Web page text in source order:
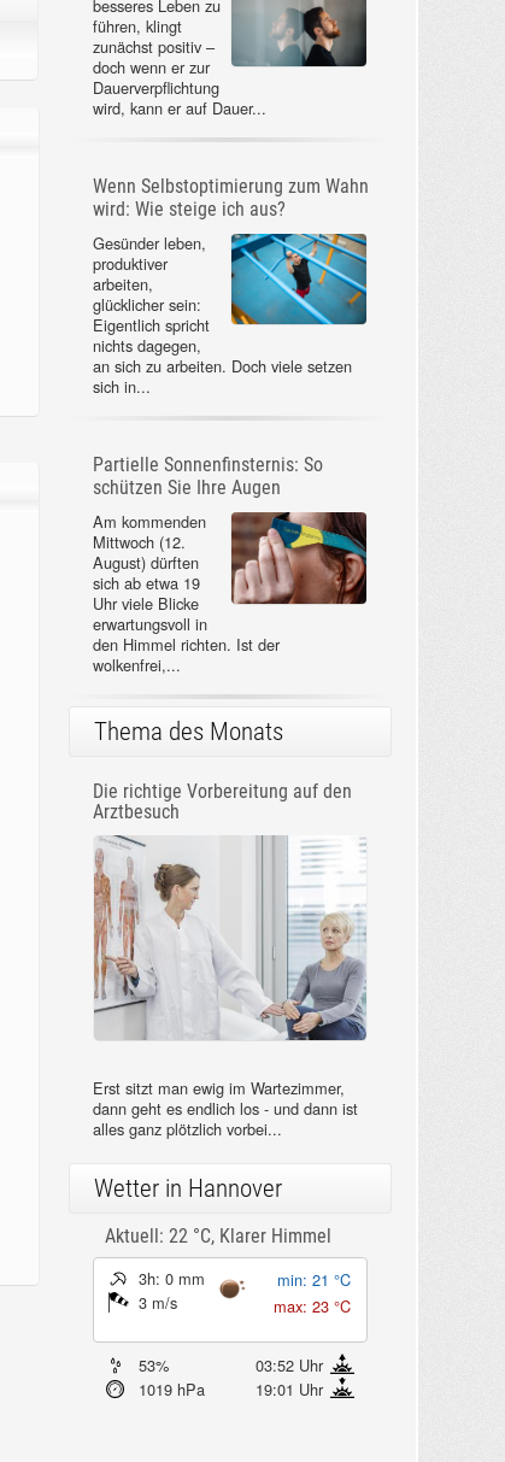
besseres Leben zu
führen, klingt
zunächst positiv –
doch wenn er zur
Dauerverpflichtung
wird, kann er auf Dauer...
Wenn Selbstoptimierung zum Wahn
wird: Wie steige ich aus?
Gesünder leben,
produktiver
arbeiten,
glücklicher sein:
Eigentlich spricht
nichts dagegen,
an sich zu arbeiten. Doch viele setzen
sich in...
Partielle Sonnenfinsternis: So
schützen Sie Ihre Augen
Am kommenden
Mittwoch (12.
August) dürften
sich ab etwa 19
Uhr viele Blicke
erwartungsvoll in
den Himmel richten. Ist der
wolkenfrei,...
Thema des Monats
Die richtige Vorbereitung auf den
Arztbesuch
Erst sitzt man ewig im Wartezimmer,
dann geht es endlich los - und dann ist
alles ganz plötzlich vorbei...
Wetter in Hannover
Aktuell: 22 °C, Klarer Himmel
3h: 0 mm
3 m/s
min: 21 °C
max: 23 °C
53%
03:52 Uhr
1019 hPa
19:01 Uhr